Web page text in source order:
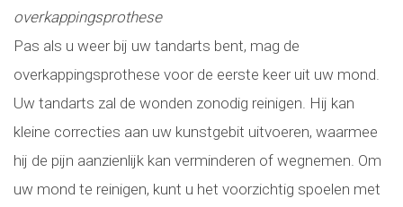
overkappingsprothese
Pas als u weer bij uw tandarts bent, mag de
overkappingsprothese voor de eerste keer uit uw mond.
Uw tandarts zal de wonden zonodig reinigen. Hij kan
kleine correcties aan uw kunstgebit uitvoeren, waarmee
hij de pijn aanzienlijk kan verminderen of wegnemen. Om
uw mond te reinigen, kunt u het voorzichtig spoelen met